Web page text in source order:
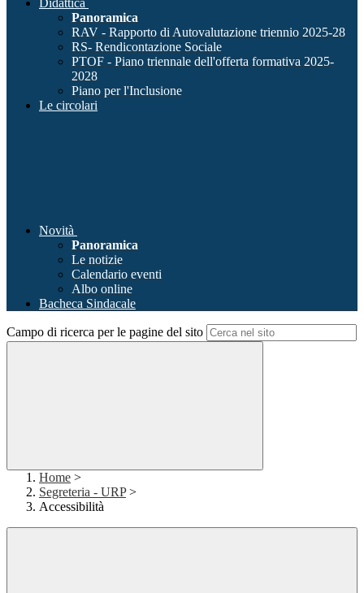
Didattica
Panoramica
RAV - Rapporto di Autovalutazione triennio 2025-28
RS- Rendicontazione Sociale
PTOF - Piano triennale dell'offerta formativa 2025-
2028
Piano per l'Inclusione
Le circolari
Novità
Panoramica
Le notizie
Calendario eventi
Albo online
Bacheca Sindacale
Campo di ricerca per le pagine del sito
Home >
Segreteria - URP >
Accessibilità